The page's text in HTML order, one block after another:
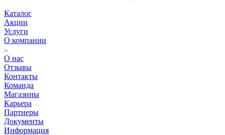
Каталог
Акции
Услуги
О компании
О нас
Отзывы
Контакты
Команда
Магазины
Карьера
Партнеры
Документы
Информация